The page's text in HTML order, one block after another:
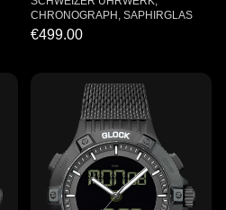
CHRONOGRAPH, SAPHIRGLAS
€499.00